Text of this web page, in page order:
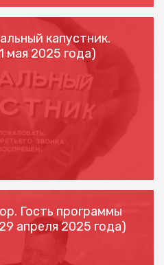
капустник.
мая 2025 года)
Гость программы
апреля 2025 года)